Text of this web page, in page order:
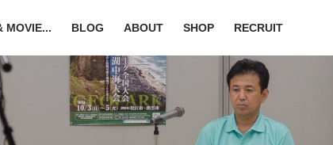
MOVIE... BLOG ABOUT SHOP RECRUIT